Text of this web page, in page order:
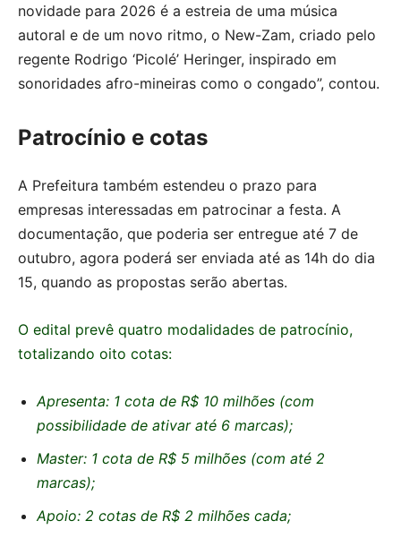
novidade para 2026 é a estreia de uma música
autoral e de um novo ritmo, o New-Zam, criado pelo
regente Rodrigo ‘Picolé’ Heringer, inspirado em
sonoridades afro-mineiras como o congado”, contou.
Patrocínio e cotas
A Prefeitura também estendeu o prazo para
empresas interessadas em patrocinar a festa. A
documentação, que poderia ser entregue até 7 de
outubro, agora poderá ser enviada até as 14h do dia
15, quando as propostas serão abertas.
O edital prevê quatro modalidades de patrocínio,
totalizando oito cotas:
Apresenta: 1 cota de R$ 10 milhões (com
possibilidade de ativar até 6 marcas);
Master: 1 cota de R$ 5 milhões (com até 2
marcas);
Apoio: 2 cotas de R$ 2 milhões cada;